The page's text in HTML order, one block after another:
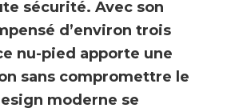
sécurité. Avec son
d’environ trois
nu-pied apporte une
sans compromettre le
moderne se